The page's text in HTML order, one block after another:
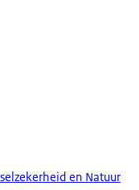
en Natuur